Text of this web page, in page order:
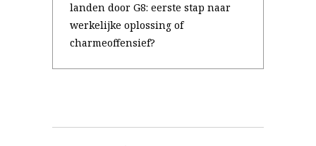
landen door G8: eerste stap naar
werkelijke oplossing of
charmeoffensief?